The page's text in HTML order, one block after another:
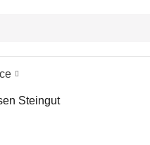
Steingut